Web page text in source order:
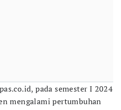
pada semester I 2024
mengalami pertumbuhan